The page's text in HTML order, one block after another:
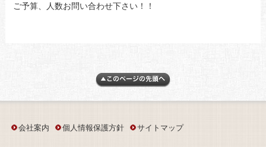
ご予算、人数お問い合わせ下さい！！
会社案内 個人情報保護方針 サイトマップ